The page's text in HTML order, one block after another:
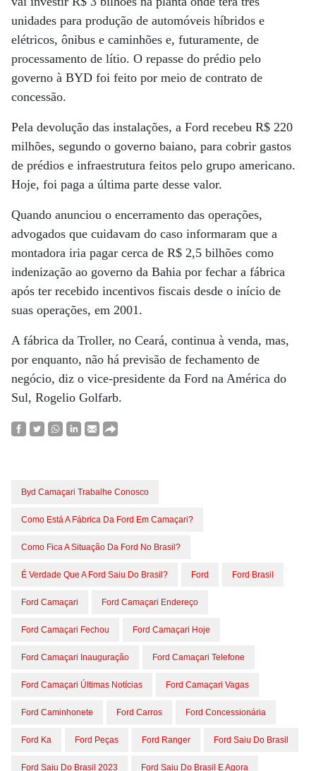
unidades para produção de automóveis híbridos e
elétricos, ônibus e caminhões e, futuramente, de
processamento de lítio. O repasse do prédio pelo
governo à BYD foi feito por meio de contrato de
concessão.
Pela devolução das instalações, a Ford recebeu R$ 220
milhões, segundo o governo baiano, para cobrir gastos
de prédios e infraestrutura feitos pelo grupo americano.
Hoje, foi paga a última parte desse valor.
Quando anunciou o encerramento das operações,
advogados que cuidavam do caso informaram que a
montadora iria pagar cerca de R$ 2,5 bilhões como
indenização ao governo da Bahia por fechar a fábrica
após ter recebido incentivos fiscais desde o início de
suas operações, em 2001.
A fábrica da Troller, no Ceará, continua à venda, mas,
por enquanto, não há previsão de fechamento de
negócio, diz o vice-presidente da Ford na América do
Sul, Rogelio Golfarb.
Byd Camaçari Trabalhe Conosco
Como Está A Fábrica Da Ford Em Camaçari?
Como Fica A Situação Da Ford No Brasil?
É Verdade Que A Ford Saiu Do Brasil? Ford Ford Brasil
Ford Camaçari Ford Camaçari Endereço
Ford Camaçari Fechou Ford Camaçari Hoje
Ford Camaçari Inauguração Ford Camaçari Telefone
Ford Camaçari Últimas Notícias Ford Camaçari Vagas
Ford Caminhonete Ford Carros Ford Concessionária
Ford Ka Ford Peças Ford Ranger Ford Saiu Do Brasil
Ford Saiu Do Brasil 2023 Ford Saiu Do Brasil E Agora